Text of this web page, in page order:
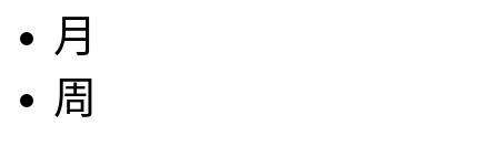
月
周